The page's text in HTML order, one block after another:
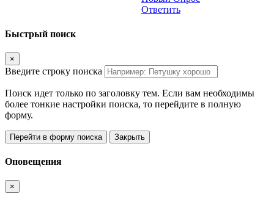
Ответить
Быстрый поиск
×
Введите строку поиска
Поиск идет только по заголовку тем. Если вам необходимы
более тонкие настройки поиска, то перейдите в полную
форму.
Перейти в форму поиска Закрыть
Оповещения
×